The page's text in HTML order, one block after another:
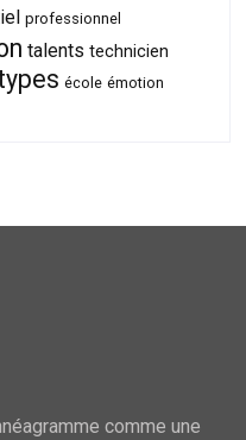
professionnel
talents technicien
école émotion
comme une